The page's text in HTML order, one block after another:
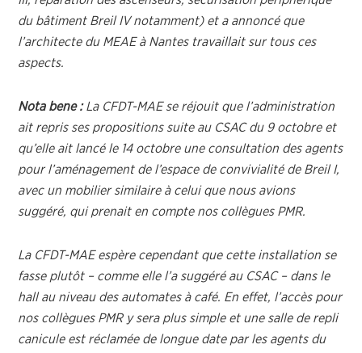
du bâtiment Breil IV notamment) et a annoncé que
l’architecte du MEAE à Nantes travaillait sur tous ces
aspects.
Nota bene :La CFDT-MAE se réjouit que l’administration
ait repris ses propositions suite au CSAC du 9 octobre et
qu’elle ait lancé le 14 octobre une consultation des agents
pour l’aménagement de l’espace de convivialité de Breil I,
avec un mobilier similaire à celui que nous avions
suggéré, qui prenait en compte nos collègues PMR.
La CFDT-MAE espère cependant que cette installation se
fasse plutôt – comme elle l’a suggéré au CSAC – dans le
hall au niveau des automates à café. En effet, l’accès pour
nos collègues PMR y sera plus simple et une salle de repli
canicule est réclamée de longue date par les agents du